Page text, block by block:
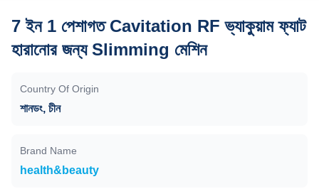
7 ইন 1 পেশাগত Cavitation RF ভ্যাকুয়াম ফ্যাট
হারানোর জন্য Slimming মেশিন
Country Of Origin
শানডং, চীন
Brand Name
health&beauty